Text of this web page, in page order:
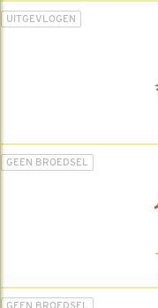
UITGEVLOGEN
GEEN BROEDSEL
GEEN BROEDSEL